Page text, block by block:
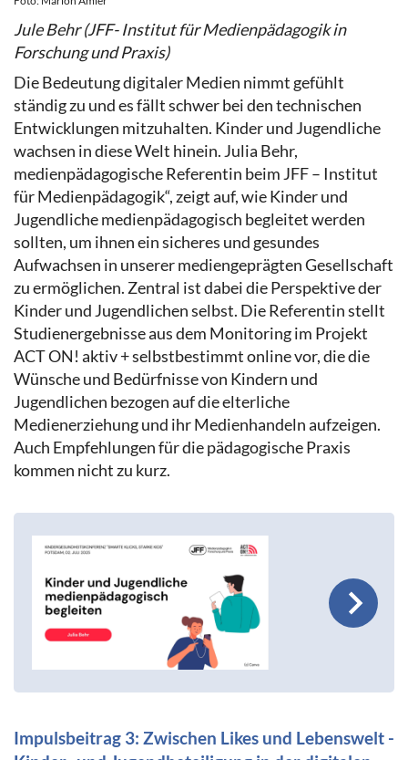
Jule Behr (JFF- Institut für Medienpädagogik in
Forschung und Praxis)
Die Bedeutung digitaler Medien nimmt gefühlt
ständig zu und es fällt schwer bei den technischen
Entwicklungen mitzuhalten. Kinder und Jugendliche
wachsen in diese Welt hinein. Julia Behr,
medienpädagogische Referentin beim JFF – Institut
für Medienpädagogik“, zeigt auf, wie Kinder und
Jugendliche medienpädagogisch begleitet werden
sollten, um ihnen ein sicheres und gesundes
Aufwachsen in unserer mediengeprägten Gesellschaft
zu ermöglichen. Zentral ist dabei die Perspektive der
Kinder und Jugendlichen selbst. Die Referentin stellt
Studienergebnisse aus dem Monitoring im Projekt
ACT ON! aktiv + selbstbestimmt online vor, die die
Wünsche und Bedürfnisse von Kindern und
Jugendlichen bezogen auf die elterliche
Medienerziehung und ihr Medienhandeln aufzeigen.
Auch Empfehlungen für die pädagogische Praxis
kommen nicht zu kurz.
Impulsbeitrag 3: Zwischen Likes und Lebenswelt -